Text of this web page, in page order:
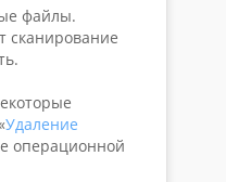
файлы.
сканирование
Удаление
операционной